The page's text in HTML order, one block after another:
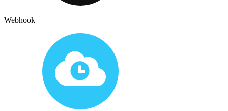
Webhook